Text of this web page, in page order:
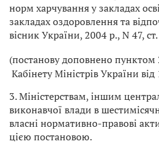
норм харчування у закладах
закладах оздоровлення та
вісник України, 2004 р., N 47,
(постанову доповнено пунктом
Кабінету Міністрів України
3. Міністерствам, іншим
виконавчої влади в
власні нормативно-правові акти
цією постановою.